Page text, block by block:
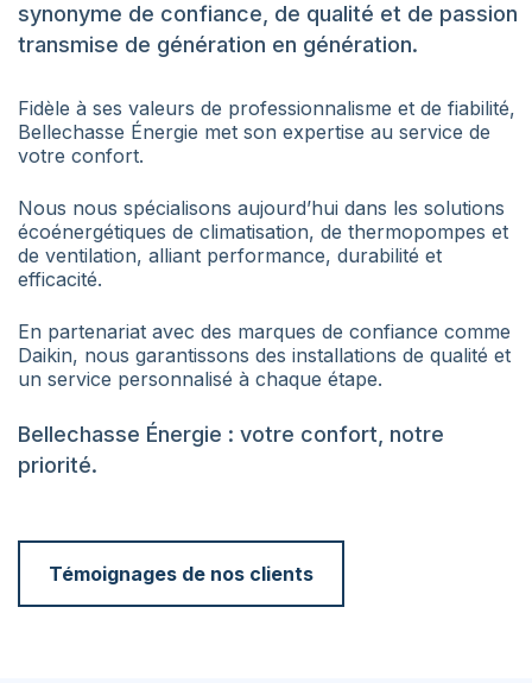
synonyme de confiance, de qualité et de passion
transmise de génération en génération.
Fidèle à ses valeurs de professionnalisme et de fiabilité,
Bellechasse Énergie met son expertise au service de
votre confort.
Nous nous spécialisons aujourd’hui dans les solutions
écoénergétiques de climatisation, de thermopompes et
de ventilation, alliant performance, durabilité et
efficacité.
En partenariat avec des marques de confiance comme
Daikin, nous garantissons des installations de qualité et
un service personnalisé à chaque étape.
Bellechasse Énergie : votre confort, notre
priorité.
Témoignages de nos clients